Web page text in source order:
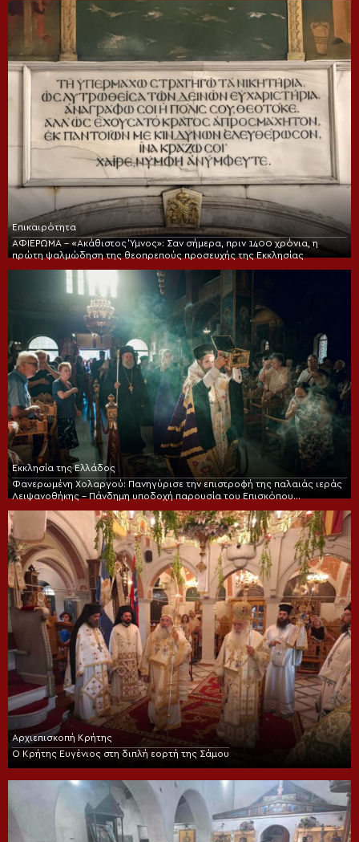
Επικαιρότητα
ΑΦΙΕΡΩΜΑ – «Ακάθιστος Ύμνος»: Σαν σήμερα, πριν 1400 χρόνια, η
πρώτη ψαλμώδηση της θεοπρεπούς προσευχής της Εκκλησίας
Εκκλησία της Ελλάδος
Φανερωμένη Χολαργού: Πανηγύρισε την επιστροφή της παλαιάς ιεράς
Λειψανοθήκης – Πάνδημη υποδοχή παρουσία του Επισκόπου
Αρχιεπισκοπή Κρήτης
Ο Κρήτης Ευγένιος στη διπλή εορτή της Σάμου